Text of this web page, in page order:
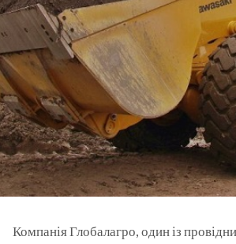
Компанія Глобалагро, один із